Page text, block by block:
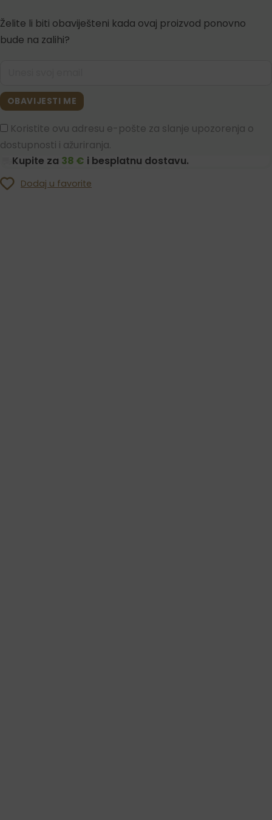
Želite li biti obaviješteni kada ovaj proizvod ponovno
bude na zalihi?
OBAVIJESTI ME
Koristite ovu adresu e-pošte za slanje upozorenja o
dostupnosti i ažuriranja.
Kupite za 38 € i besplatnu dostavu.
Dodaj u favorite